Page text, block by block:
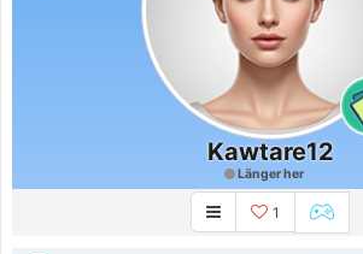
Kawtare12
Länger her
1